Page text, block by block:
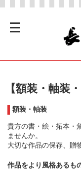
【額装・軸装
額装・軸装
貴方の書・絵・拓本・
ませんか。
大切な作品の保存、贈
作品をより風格あるも